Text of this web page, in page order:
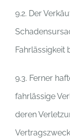
9.2. Der
Fahrlässigkeit
9.3. Ferner
fahrlässige
deren